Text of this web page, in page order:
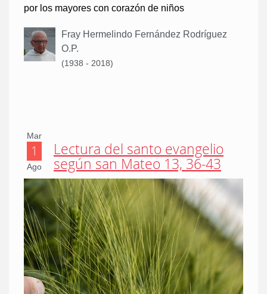
por los mayores con corazón de niños
Fray Hermelindo Fernández Rodríguez
O.P.
(1938 - 2018)
Mar
1
Ago
Lectura del santo evangelio
según san Mateo 13, 36-43